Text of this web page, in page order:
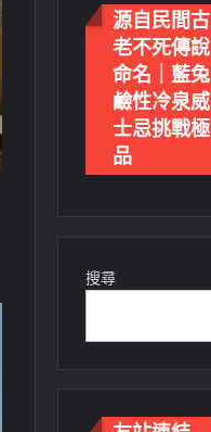
源自民間古
老不死傳說
命名｜藍兔
鹼性冷泉威
士忌挑戰極
品
搜尋